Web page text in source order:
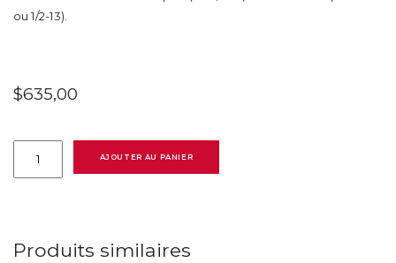
ou 1/2-13).
$635,00
quantité
écrou
AJOUTER AU PANIER
Produits similaires